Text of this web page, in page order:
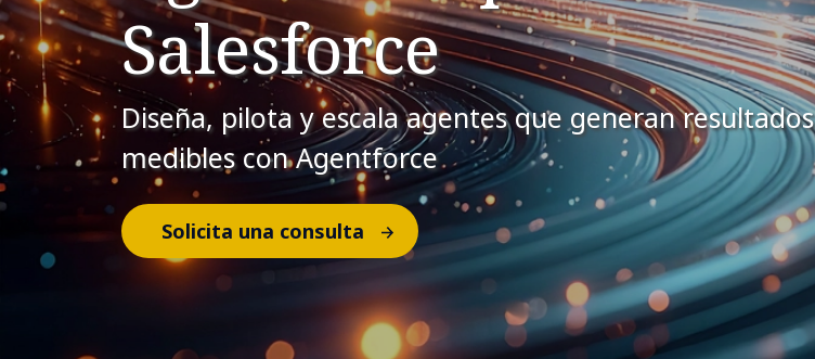
Salesforce
Diseña, pilota y escala agentes que generan resultados
medibles con Agentforce
Solicita una consulta